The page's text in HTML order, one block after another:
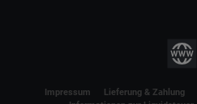
Impressum Lieferung & Zahlung